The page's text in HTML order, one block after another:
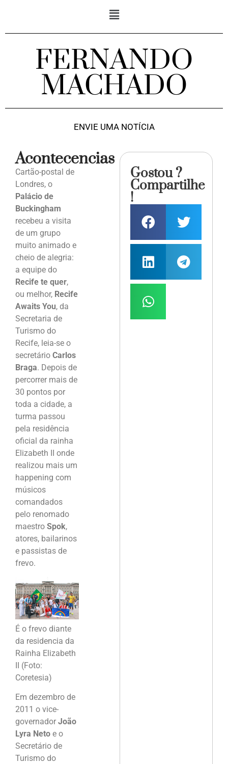
FERNANDO
MACHADO
ENVIE UMA NOTÍCIA
Acontecencias
Cartão-postal de
Londres, o
Palácio de
Buckingham
recebeu a visita
de um grupo
muito animado e
cheio de alegria:
a equipe do
Recife te quer,
ou melhor, Recife
Awaits You, da
Secretaria de
Turismo do
Recife, leia-se o
secretário Carlos
Braga. Depois de
percorrer mais de
30 pontos por
toda a cidade, a
turma passou
pela residência
oficial da rainha
Elizabeth II onde
realizou mais um
happening com
músicos
comandados
pelo renomado
maestro Spok,
atores, bailarinos
e passistas de
frevo.
É o frevo diante
da residencia da
Rainha Elizabeth
II (Foto:
Coretesia)
Em dezembro de
2011 o vice-
governador João
Lyra Neto e o
Secretário de
Turismo do
Gostou ?
Compartilhe
!